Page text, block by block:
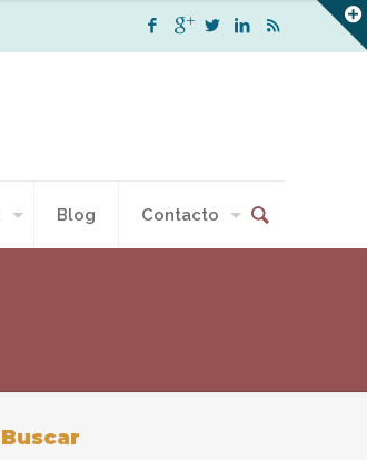
Blog Contacto
Buscar